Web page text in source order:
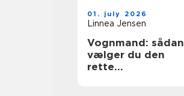
01. july 2026
Linnea Jensen
Vognmand: sådan
vælger du den
rette